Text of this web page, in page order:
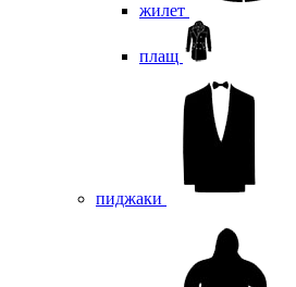
жилет
плащ
пиджаки